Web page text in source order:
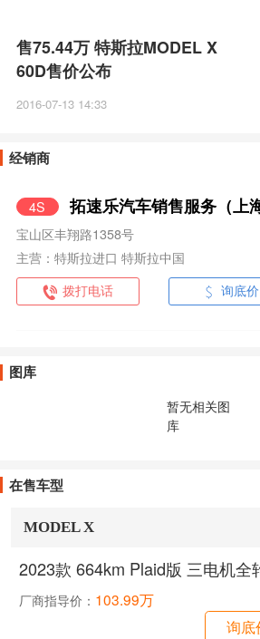
售75.44万 特斯拉MODEL X
60D售价公布
2016-07-13 14:33
经销商
4S 拓速乐汽车销售服务（上海）有限公司
宝山区丰翔路1358号
主营：特斯拉进口 特斯拉中国
拨打电话
询底价
图库
暂无相关图
库
在售车型
MODEL X
2023款 664km Plaid版 三电机全
厂商指导价： 103.99万
询底